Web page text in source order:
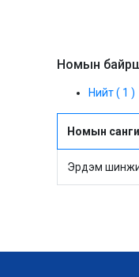
Номын
Нийт ( 1 )
Номын
Эрдэм